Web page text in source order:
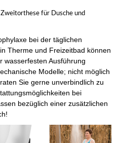
Zweitorthese für Dusche und
bei der täglichen
Therme und Freizeitbad können
wasserfesten Ausführung
Modelle; nicht möglich
Sie gerne unverbindlich zu
bei
bezüglich einer zusätzlichen